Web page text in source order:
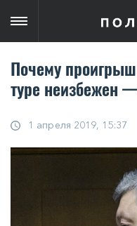
Почему
туре неизбежен
1 апреля 2019, 15:37